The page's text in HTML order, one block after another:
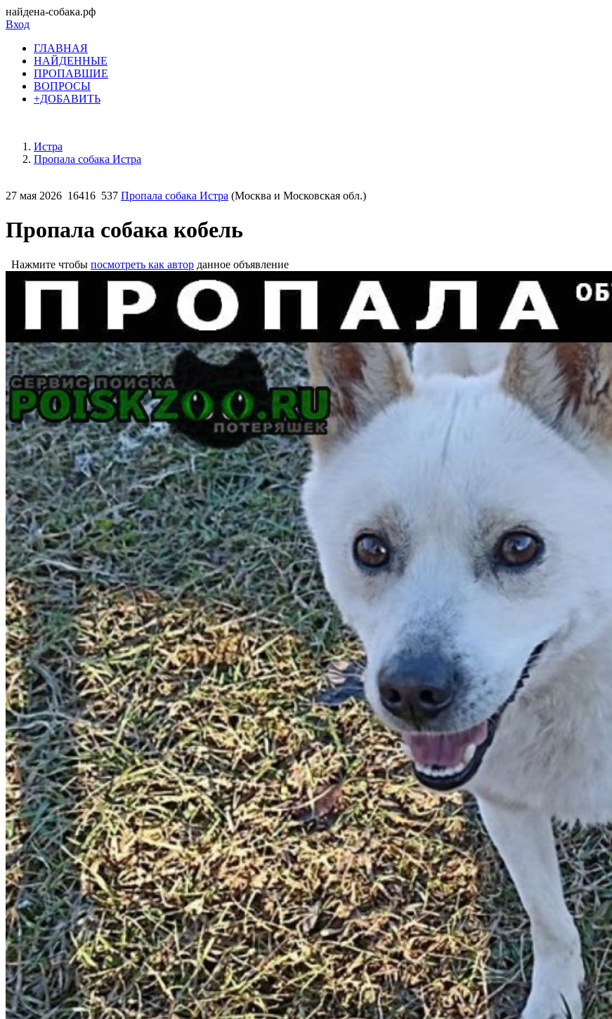
найдена-собака.рф
Вход
ГЛАВНАЯ
НАЙДЕННЫЕ
ПРОПАВШИЕ
ВОПРОСЫ
+ДОБАВИТЬ
Истра
Пропала собака Истра
27 мая 2026 16416 537 Пропала собака Истра (Москва и Московская обл.)
Пропала собака кобель
Нажмите чтобы посмотреть как автор данное объявление